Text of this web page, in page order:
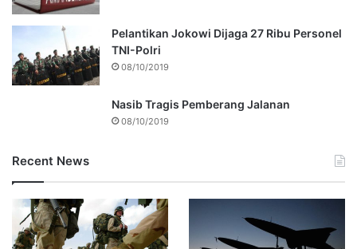
Pelantikan Jokowi Dijaga 27 Ribu Personel
TNI-Polri
08/10/2019
Nasib Tragis Pemberang Jalanan
08/10/2019
Recent News